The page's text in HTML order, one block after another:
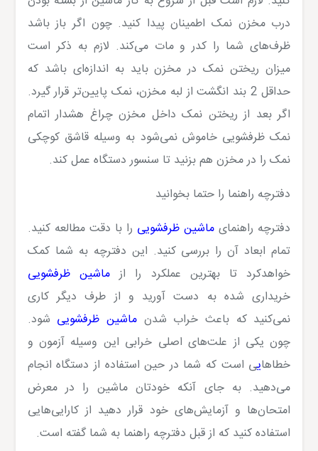
درب مخزن نمک اطمینان پیدا کنید. چون اگر باز باشد
ظرف‌های شما را کدر و مات می‌کند. لازم به ذکر است
میزان ریختن نمک در مخزن باید به اندازه‌ای باشد که
حداقل 2 بند انگشت از لبه مخزن، نمک پایین‌تر قرار گیرد.
اگر بعد از ریختن نمک داخل مخزن چراغ هشدار اتمام
نمک ظرفشویی خاموش نمی‌شود به وسیله قاشق کوچکی
نمک را در مخزن هم بزنید تا سنسور دستگاه عمل کند.
دفترچه راهنما را حتما بخوانید
دفترچه راهنمای ماشین ظرفشویی را با دقت مطالعه کنید.
تمام ابعاد آن را بررسی کنید. این دفترچه به شما کمک
خواهدکرد تا بهترین عملکرد را ازماشین ظرفشویی
خریداری شده به دست آورید و از طرف دیگر کاری
نمی‌کنید که باعث خراب شدنماشین ظرفشویی شود.
چون یکی از علت‌های اصلی خرابی این وسیله آزمون و
خطاهایی است که شما در حین استفاده از دستگاه انجام
می‌دهید. به جای آنکه خودتان ماشین را در معرض
امتحان‌ها و آزمایش‌های خود قرار دهید از کارایی‌هایی
استفاده کنید که از قبل دفترچه راهنما به شما گفته است.